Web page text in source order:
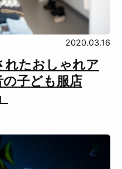
お問合せ
れたおしゃれア
子ども服店
2020.03.16